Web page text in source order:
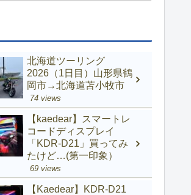
北海道ツーリング
2026（1日目）山形県鶴
岡市→北海道苫小牧市
74 views
【kaedear】スマートレ
コードディスプレイ
「KDR-D21」買ってみ
たけど…(第一印象）
69 views
【Kaedear】KDR-D21